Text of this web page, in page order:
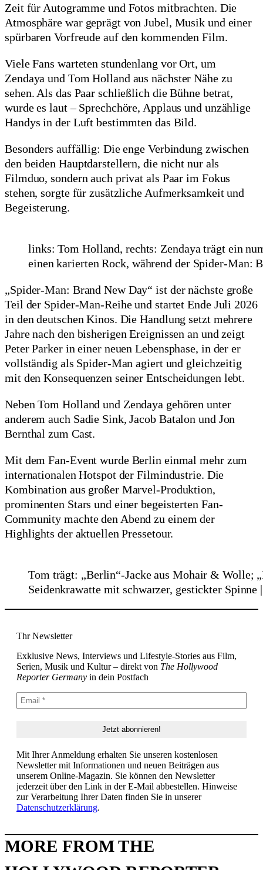
Zeit für Autogramme und Fotos mitbrachten. Die
Atmosphäre war geprägt von Jubel, Musik und einer
spürbaren Vorfreude auf den kommenden Film.
Viele Fans warteten stundenlang vor Ort, um
Zendaya und Tom Holland aus nächster Nähe zu
sehen. Als das Paar schließlich die Bühne betrat,
wurde es laut – Sprechchöre, Applaus und unzählige
Handys in der Luft bestimmten das Bild.
Besonders auffällig: Die enge Verbindung zwischen
den beiden Hauptdarstellern, die nicht nur als
Filmduo, sondern auch privat als Paar im Fokus
stehen, sorgte für zusätzliche Aufmerksamkeit und
Begeisterung.
links: Tom Holland, rechts: Zendaya trägt ein
einen karierten Rock, während der Spider-Man:
„Spider-Man: Brand New Day“ ist der nächste große
Teil der Spider-Man-Reihe und startet Ende Juli 2026
in den deutschen Kinos. Die Handlung setzt mehrere
Jahre nach den bisherigen Ereignissen an und zeigt
Peter Parker in einer neuen Lebensphase, in der er
vollständig als Spider-Man agiert und gleichzeitig
mit den Konsequenzen seiner Entscheidungen lebt.
Neben Tom Holland und Zendaya gehören unter
anderem auch Sadie Sink, Jacob Batalon und Jon
Bernthal zum Cast.
Mit dem Fan-Event wurde Berlin einmal mehr zum
internationalen Hotspot der Filmindustrie. Die
Kombination aus großer Marvel-Produktion,
prominenten Stars und einer begeisterten Fan-
Community machte den Abend zu einem der
Highlights der aktuellen Pressetour.
Tom trägt: „Berlin“-Jacke aus Mohair & Wolle;
Seidenkrawatte mit schwarzer, gestickter
Thr Newsletter
Exklusive News, Interviews und Lifestyle-Stories aus Film,
Serien, Musik und Kultur – direkt von The Hollywood
Reporter Germany in dein Postfach
Mit Ihrer Anmeldung erhalten Sie unseren kostenlosen
Newsletter mit Informationen und neuen Beiträgen aus
unserem Online-Magazin. Sie können den Newsletter
jederzeit über den Link in der E-Mail abbestellen. Hinweise
zur Verarbeitung Ihrer Daten finden Sie in unserer
Datenschutzerklärung.
MORE FROM THE